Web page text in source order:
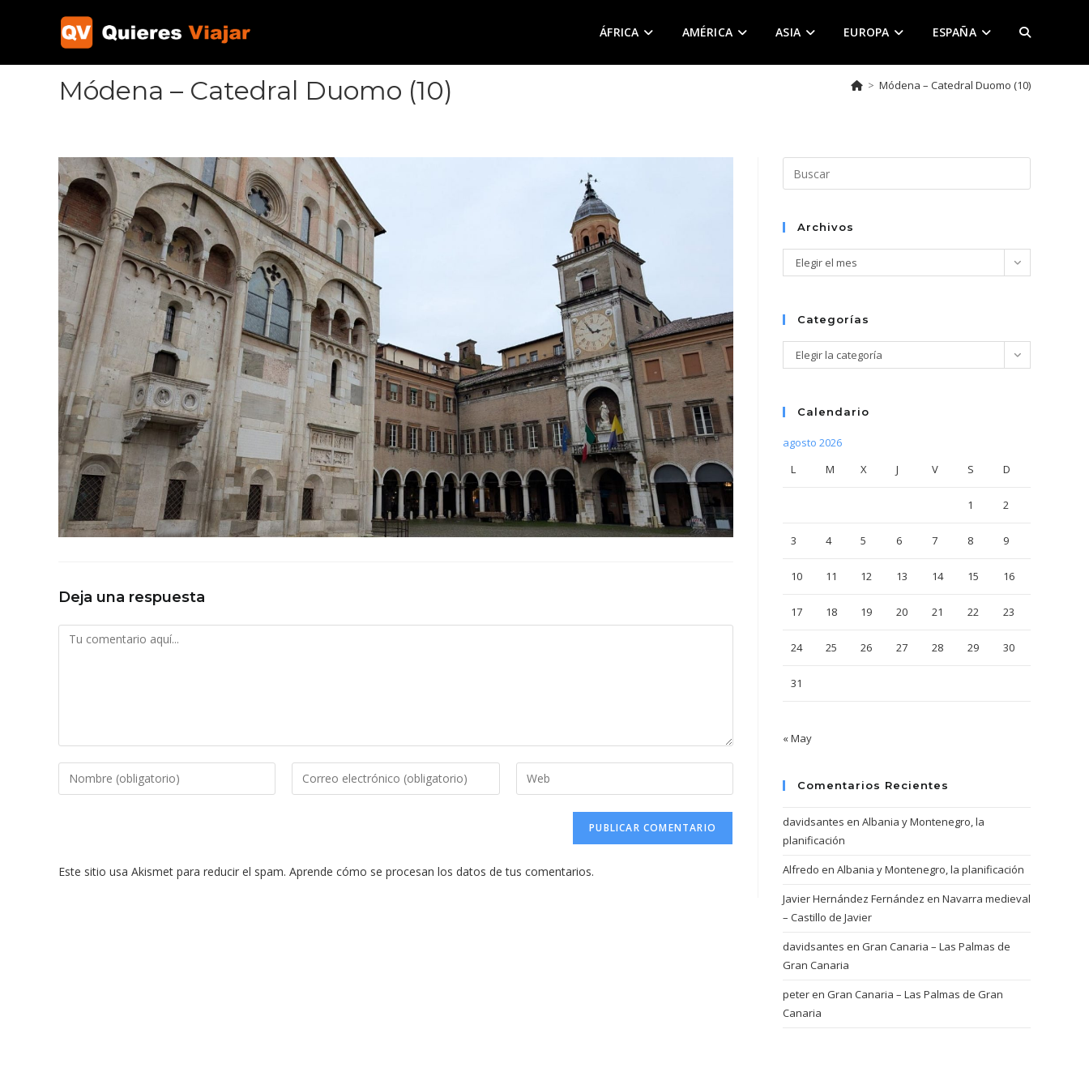
ÁFRICA AMÉRICA ASIA EUROPA ESPAÑA ALTERNAR
DE
Módena – Catedral Duomo (10) > Módena – Catedral Duomo (10)
Deja una respuesta
Comentario
Introduce
tu
de
Introduce
tu
electrónico
Introduce
la
web
Este sitio usa Akismet para reducir el spam. Aprende cómo se procesan los datos de tus comentarios.
Escape
el
Archivos
Archivos
Elegir el mes
Categorías
Categorías
Elegir la categoría
Calendario
agosto 2026
L
M X J V S D
1 2
3 4 5 6 7 8 9
10 11 12 13 14 15 16
17 18 19 20 21 22 23
24 25 26 27 28 29 30
31
« May
Comentarios Recientes
davidsantes en Albania y Montenegro, la
planificación
Alfredo en Albania y Montenegro, la planificación
Javier Hernández Fernández en Navarra medieval
– Castillo de Javier
davidsantes en Gran Canaria – Las Palmas de
Gran Canaria
peteren Gran Canaria – Las Palmas de Gran
Canaria